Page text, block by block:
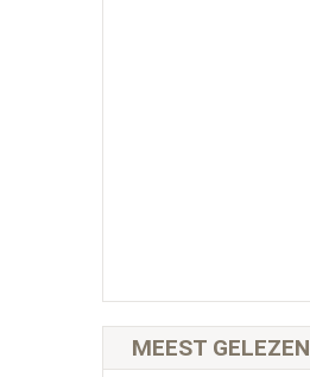
MEEST GELEZEN